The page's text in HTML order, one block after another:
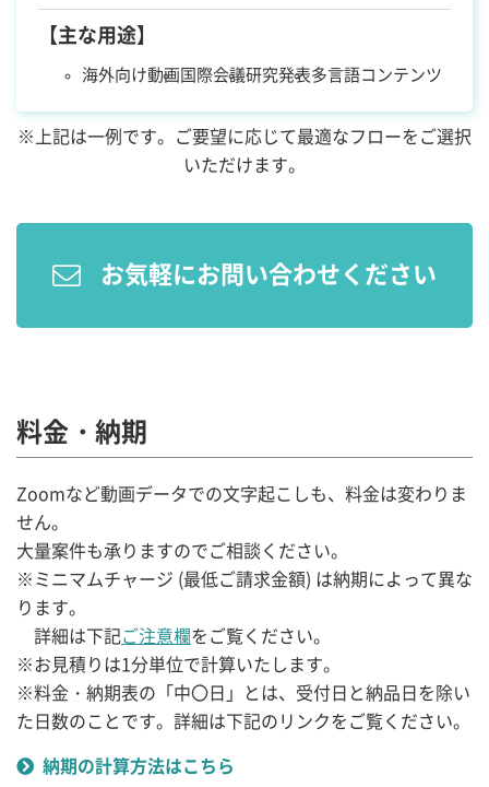
【主な用途】
海外向け動画 国際会議研究発表多言語コンテンツ
※上記は一例です。ご要望に応じて最適なフローをご選択
いただけます。
お気軽にお問い合わせください
料金・納期
Zoomなど動画データでの文字起こしも、料金は変わりま
せん。
大量案件も承りますのでご相談ください。
※ミニマムチャージ (最低ご請求金額) は納期によって異な
ります。
詳細は下記ご注意欄をご覧ください。
※お見積りは1分単位で計算いたします。
※料金・納期表の「中〇日」とは、受付日と納品日を除い
た日数のことです。詳細は下記のリンクをご覧ください。
納期の計算方法はこちら